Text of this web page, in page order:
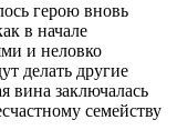
герою вновь
в начале
и неловко
делать другие
вина заключалась
семейству